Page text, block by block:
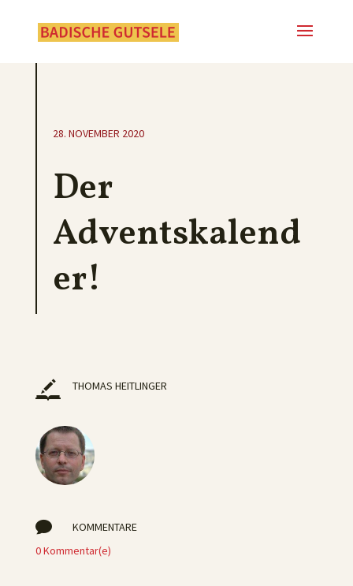
28. NOVEMBER 2020
Der
Adventskalend
er!
THOMAS HEITLINGER

KOMMENTARE
0 Kommentar(e)